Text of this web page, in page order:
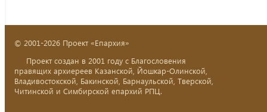
© 2001-2026 Проект «Епархия»
Проект создан в 2001 году с Благословения
правящих архиереев Казанской, Йошкар-Олинской,
Владивостокской, Бакинской, Барнаульской, Тверской,
Читинской и Симбирской епархий РПЦ.